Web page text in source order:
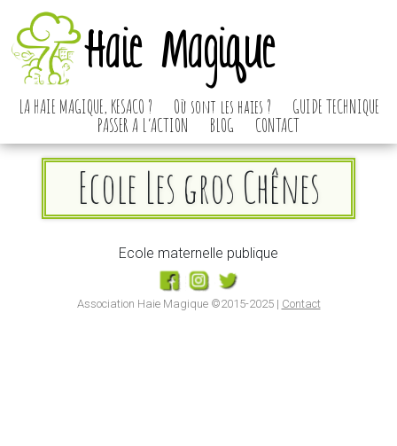
Haie Magique
LA HAIE MAGIQUE, KESACO ? Où sont les haies ?
GUIDE TECHNIQUE
PASSER A L’ACTION
BLOG CONTACT
Ecole Les gros Chênes
Ecole maternelle publique
Association Haie Magique ©2015-2025 | Contact